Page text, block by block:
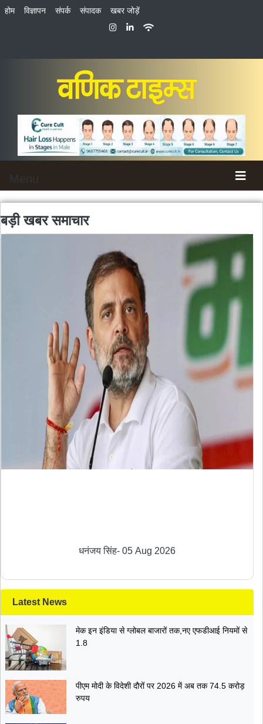
होम विज्ञापन संपर्क संपादक खबर जोड़ें
बड़ी खबरसमाचार
धनंजय सिंह- 05 Aug 2026
Latest News
मेक इन इंडिया से ग्लोबल बाजारों तक,नए एफडीआई नियमों से
1.8
पीएम मोदी के विदेशी दौरों पर 2026 में अब तक 74.5 करोड़
रुपय